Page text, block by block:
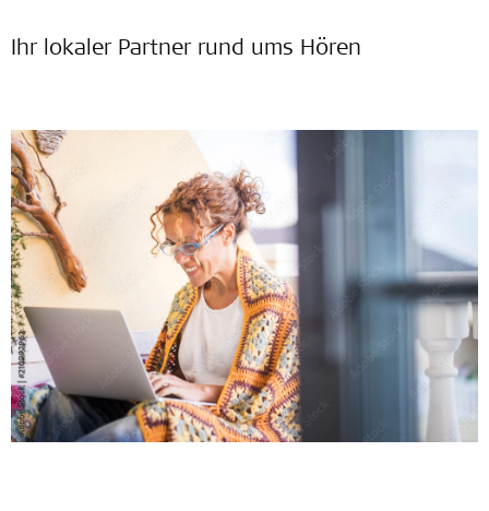
Ihr lokaler Partner rund ums Hören